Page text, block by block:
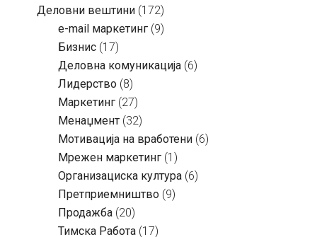
Деловни вештини (172)
e-mail маркетинг (9)
Бизнис (17)
Деловна комуникација (6)
Лидерство (8)
Маркетинг (27)
Менаџмент (32)
Мотивација на вработени (6)
Мрежен маркетинг (1)
Организациска култура (6)
Претприемништво (9)
Продажба (20)
Тимска Работа (17)